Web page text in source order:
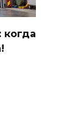
когда